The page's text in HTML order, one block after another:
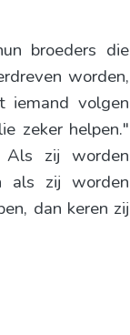
broeders die
worden,
iemand volgen
zeker helpen."
Als zij worden
als zij worden
dan keren zij